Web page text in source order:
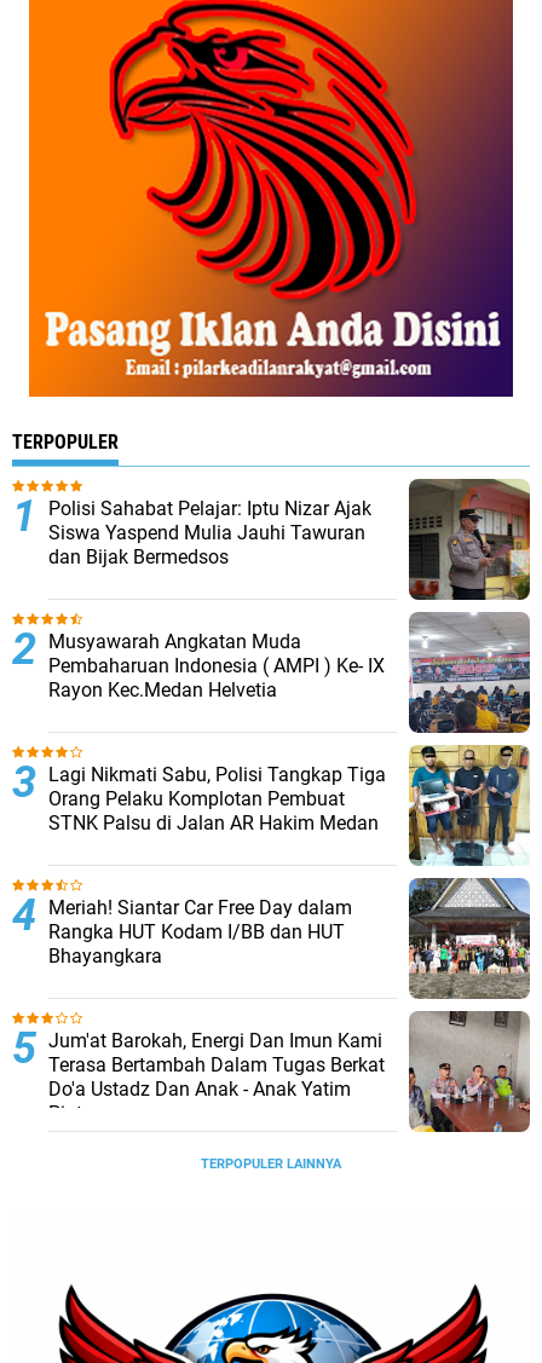
TERPOPULER
Polisi Sahabat Pelajar: Iptu Nizar Ajak
Siswa Yaspend Mulia Jauhi Tawuran
dan Bijak Bermedsos
Musyawarah Angkatan Muda
Pembaharuan Indonesia ( AMPI ) Ke- IX
Rayon Kec.Medan Helvetia
Lagi Nikmati Sabu, Polisi Tangkap Tiga
Orang Pelaku Komplotan Pembuat
STNK Palsu di Jalan AR Hakim Medan
Meriah! Siantar Car Free Day dalam
Rangka HUT Kodam I/BB dan HUT
Bhayangkara
Jum'at Barokah, Energi Dan Imun Kami
Terasa Bertambah Dalam Tugas Berkat
Do'a Ustadz Dan Anak - Anak Yatim
Piatu
TERPOPULER LAINNYA